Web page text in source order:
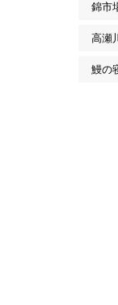
錦市
高瀬
鰻の